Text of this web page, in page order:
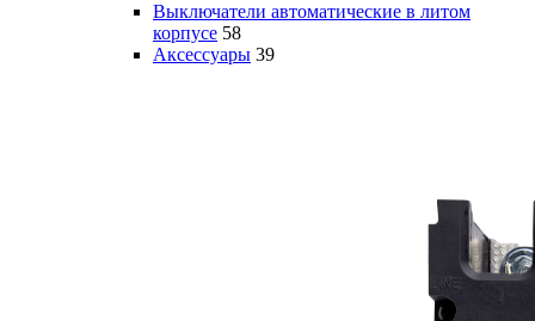
Выключатели автоматические в литом
корпусе 58
Аксессуары 39